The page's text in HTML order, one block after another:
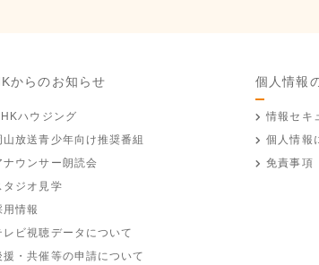
からのお知らせ
ハウジング
山放送青少年向け推奨番組
ナウンサー朗読会
タジオ見学
用情報
レビ視聴データについて
援・共催等の申請について
個人情報
情報セキ
個人情報
免責事項